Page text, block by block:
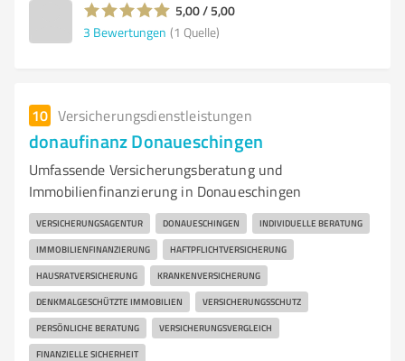
5,00 / 5,00
3 Bewertungen (1 Quelle)
10 Versicherungsdienstleistungen
donaufinanz Donaueschingen
Umfassende Versicherungsberatung und
Immobilienfinanzierung in Donaueschingen
VERSICHERUNGSAGENTUR DONAUESCHINGEN INDIVIDUELLE BERATUNG
IMMOBILIENFINANZIERUNG HAFTPFLICHTVERSICHERUNG
HAUSRATVERSICHERUNG KRANKENVERSICHERUNG
DENKMALGESCHÜTZTE IMMOBILIEN VERSICHERUNGSSCHUTZ
PERSÖNLICHE BERATUNG VERSICHERUNGSVERGLEICH
FINANZIELLE SICHERHEIT